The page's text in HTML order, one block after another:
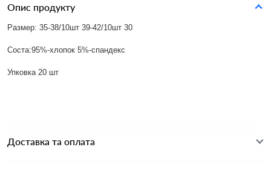
Опис продукту
Размер: 35-38/10шт 39-42/10шт 30
Соста:95%-хлопок 5%-спандекс
Упковка 20 шт
Доставка та оплата